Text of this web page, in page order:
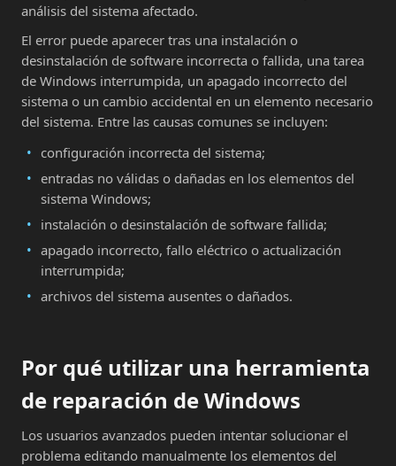
análisis del sistema afectado.
El error puede aparecer tras una instalación o
desinstalación de software incorrecta o fallida, una tarea
de Windows interrumpida, un apagado incorrecto del
sistema o un cambio accidental en un elemento necesario
del sistema. Entre las causas comunes se incluyen:
configuración incorrecta del sistema;
entradas no válidas o dañadas en los elementos del
sistema Windows;
instalación o desinstalación de software fallida;
apagado incorrecto, fallo eléctrico o actualización
interrumpida;
archivos del sistema ausentes o dañados.
Por qué utilizar una herramienta
de reparación de Windows
Los usuarios avanzados pueden intentar solucionar el
problema editando manualmente los elementos del